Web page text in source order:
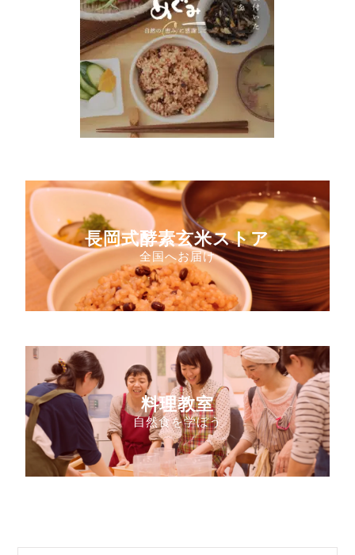
長岡式酵素玄米ストア
全国へお届け
料理教室
自然食を学ぼう